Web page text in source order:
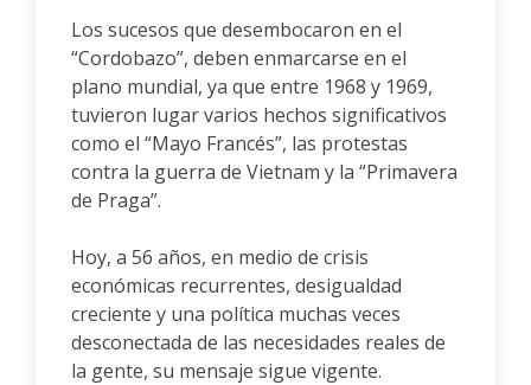
Los sucesos que desembocaron en el
“Cordobazo”, deben enmarcarse en el
plano mundial, ya que entre 1968 y 1969,
tuvieron lugar varios hechos significativos
como el “Mayo Francés”, las protestas
contra la guerra de Vietnam y la “Primavera
de Praga”.
Hoy, a 56 años, en medio de crisis
económicas recurrentes, desigualdad
creciente y una política muchas veces
desconectada de las necesidades reales de
la gente, su mensaje sigue vigente.